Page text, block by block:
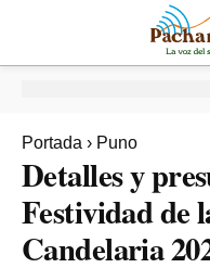
Portada › Puno
Detalles y
Festividad de
Candelaria